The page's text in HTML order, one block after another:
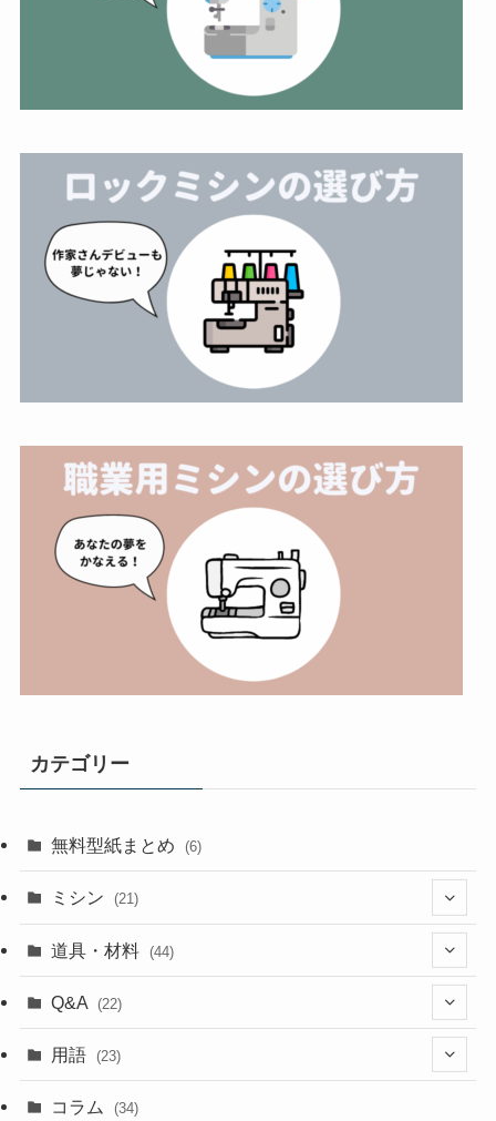
カテゴリー
無料型紙まとめ (6)
ミシン (21)
(11)
道具・材料 (44)
(18)
(4)
Q&A (22)
(5)
用語 (23)
(1)
コラム (34)